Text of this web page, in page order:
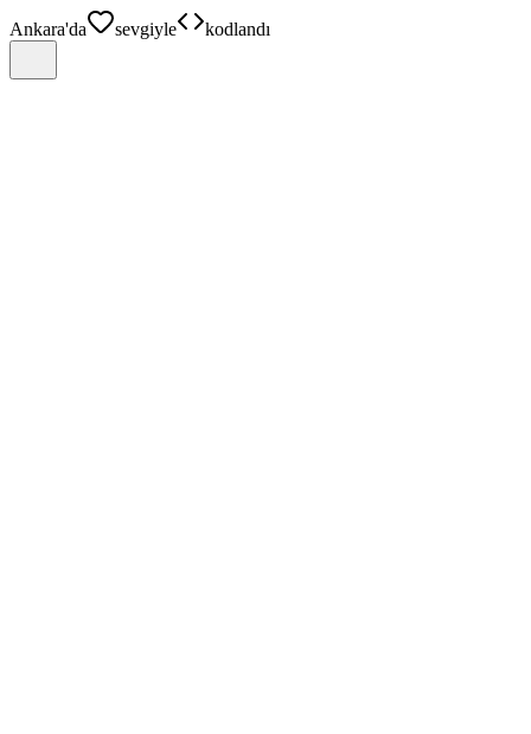
Ankara'da sevgiyle kodlandı